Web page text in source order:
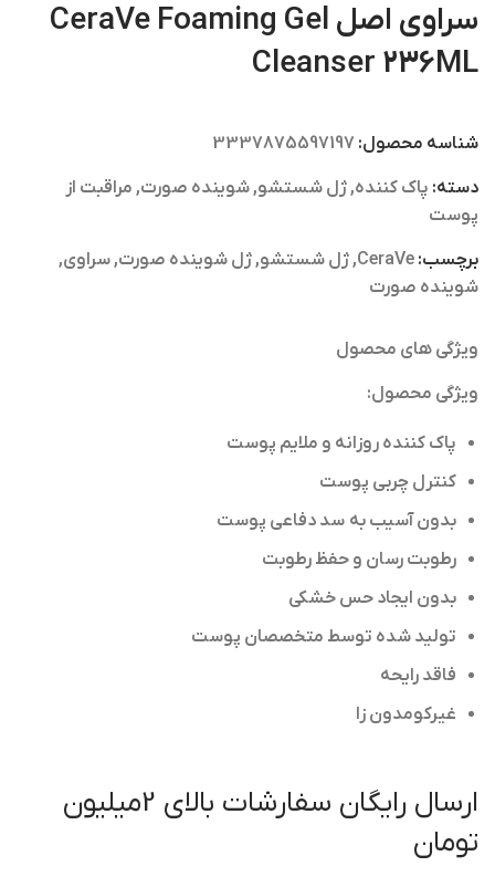
سراوی اصل CeraVe Foaming Gel
Cleanser 236ML
شناسه محصول: 3337875597197
دسته: پاک کننده,ژل شستشو,شوینده صورت, مراقبت از
پوست
برچسب: CeraVe
,ژل شستشو,ژل شوینده صورت,سراوی,
شوینده صورت
ویژگی های محصول
ویژگی محصول:
پاک کننده روزانه و ملایم پوست
کنترل چربی پوست
بدون آسیب به سد دفاعی پوست
رطوبت رسان و حفظ رطوبت
بدون ایجاد حس خشکی
تولید شده توسط متخصصان پوست
فاقد رایحه
غیرکومدون زا
ارسال رایگان سفارشات بالای 2میلیون
تومان